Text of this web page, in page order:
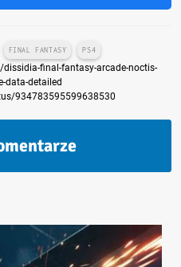
FINAL FANTASY PS4
final-fantasy-arcade-noctis-
data-detailed
934783595599638530